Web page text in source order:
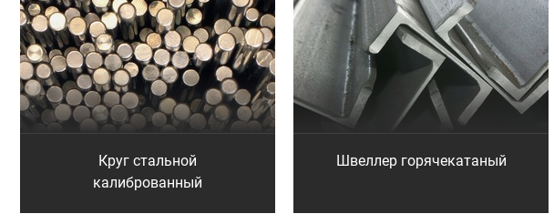
Круг стальной
калиброванный
Швеллер горячекатаный